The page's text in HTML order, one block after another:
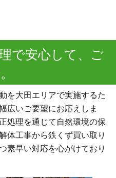
で安心して、ご
を大田エリアで実施するた
広いご要望にお応えしま
処理を通じて自然環境の保
体工事から鉄くず買い取り
素早い対応を心がけており